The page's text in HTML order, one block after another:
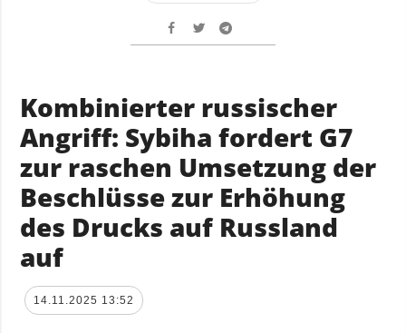
Kombinierter russischer
Angriff: Sybiha fordert G7
zur raschen Umsetzung der
Beschlüsse zur Erhöhung
des Drucks auf Russland
auf
14.11.2025 13:52